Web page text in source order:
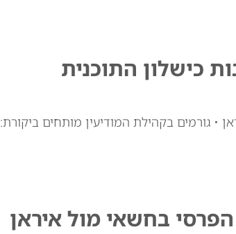
כישלון התוכנית
• גורמים בקהילת המודיעין מותחים ביקורת:
בחשאי מול איראן